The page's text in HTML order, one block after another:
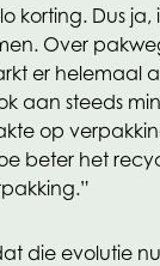
korting. Dus ja,
Over
er helemaal
aan steeds
op
beter het
die evolutie